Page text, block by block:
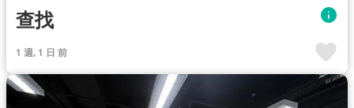
查找
1 週, 1 日 前